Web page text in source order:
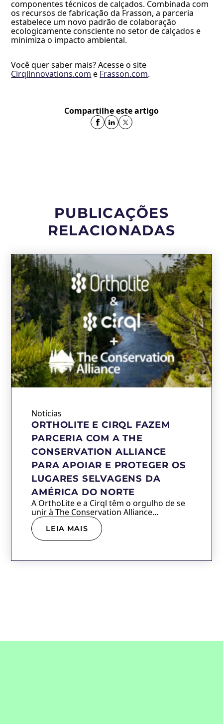
componentes técnicos de calçados. Combinada com
os recursos de fabricação da Frasson, a parceria
estabelece um novo padrão de colaboração
ecologicamente consciente no setor de calçados e
minimiza o impacto ambiental.
Você quer saber mais? Acesse o site
Cirqllnnovations.com e Frasson.com.
Compartilhe este artigo
PUBLICAÇÕES
RELACIONADAS
Notícias
ORTHOLITE E CIRQL FAZEM
PARCERIA COM A THE
CONSERVATION ALLIANCE
PARA APOIAR E PROTEGER OS
LUGARES SELVAGENS DA
AMÉRICA DO NORTE
A OrthoLite e a Cirql têm o orgulho de se
unir à The Conservation Alliance…
LEIA MAIS